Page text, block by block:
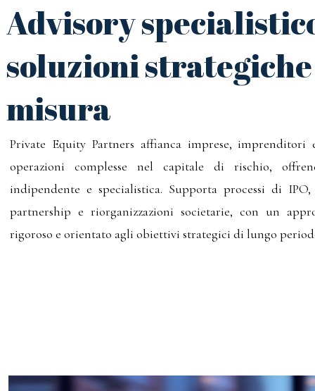
Advisory
soluzioni
misura
Private Equity Partners affianca imprese,
operazioni complesse nel capitale di rischio,
indipendente e specialistica. Supporta processi di
partnership e riorganizzazioni societarie, con un
rigoroso e orientato agli obiettivi strategici di lungo